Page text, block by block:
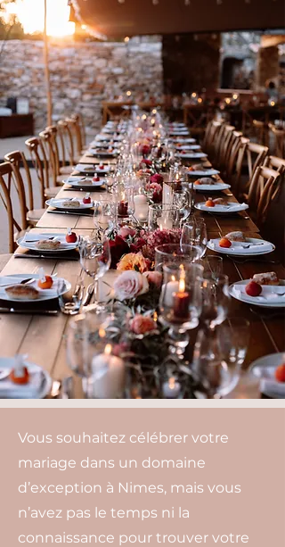
Vous souhaitez célébrer votre
mariage dans un domaine
d’exception à Nimes, mais vous
n’avez pas le temps ni la
connaissance pour trouver votre